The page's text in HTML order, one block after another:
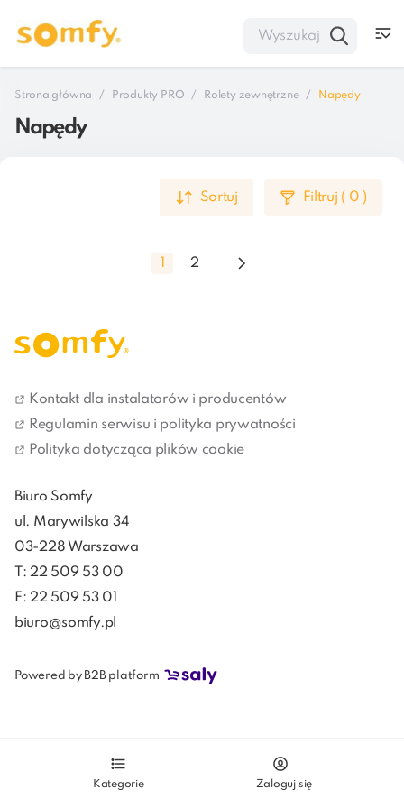
Kategorie Zaloguj się
Strona główna Produkty PRO Rolety zewnętrzne Napędy
Napędy
Sortuj Filtruj ( 0 )
2
w stronę uczynienia życia w domu prostszym i
wygodniejszym. Są dodatkową warstwą izolującą,
utrudniają włamania, doskonale chronią przed
słońcem i całkowicie zaciemniają sypialnię. Dzięki
domem, wyeliminujesz zbędne obowiązki
Kontakt dla instalatorów i producentów
Regulamin serwisu i polityka prywatności
Polityka dotycząca plików cookie
Biuro Somfy
ul. Marywilska 34
03-228 Warszawa
T: 22 509 53 00
F: 22 509 53 01
biuro@somfy.pl
Powered by B2B platform